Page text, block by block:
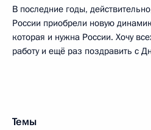
В последние годы,
России приобрели новую
которая и нужна России. Хочу
работу и ещё раз поздравить с
Темы